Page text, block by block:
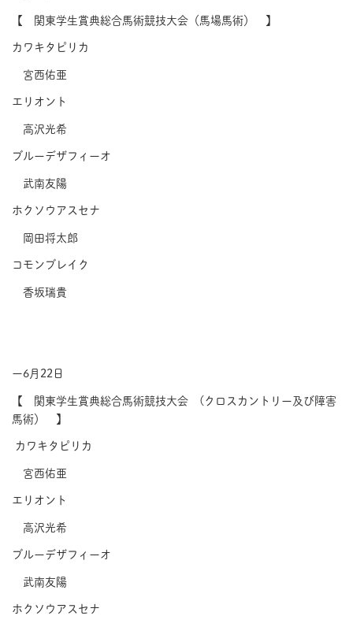
【 関東学生賞典総合馬術競技大会（馬場馬術） 】
カワキタピリカ
宮西佑亜
エリオント
高沢光希
ブルーデザフィーオ
武南友陽
ホクソウアスセナ
岡田将太郎
コモンブレイク
香坂瑞貴
ー6月22日
【 関東学生賞典総合馬術競技大会 (クロスカントリー及び障害
馬術） 】
カワキタピリカ
宮西佑亜
エリオント
高沢光希
ブルーデザフィーオ
武南友陽
ホクソウアスセナ